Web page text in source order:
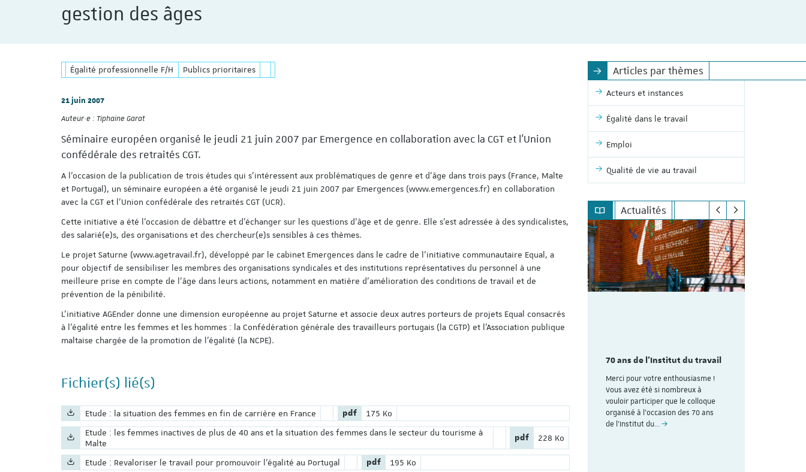
gestion des âges
Égalité professionnelle F/H Publics prioritaires
21 juin 2007
Auteur·e : Tiphaine Garat
Séminaire européen organisé le jeudi 21 juin 2007 par Emergence en collaboration avec la CGT et l'Union
confédérale des retraités CGT.
A l’occasion de la publication de trois études qui s’intéressent aux problématiques de genre et d’âge dans trois pays (France, Malte
et Portugal), un séminaire européen a été organisé le jeudi 21 juin 2007 par Emergences (www.emergences.fr) en collaboration
avec la CGT et l’Union confédérale des retraités CGT (UCR).
Cette initiative a été l’occasion de débattre et d’échanger sur les questions d’âge et de genre. Elle s’est adressée à des syndicalistes,
des salarié(e)s, des organisations et des chercheur(e)s sensibles à ces thèmes.
Le projet Saturne (www.agetravail.fr), développé par le cabinet Emergences dans le cadre de l’initiative communautaire Equal, a
pour objectif de sensibiliser les membres des organisations syndicales et des institutions représentatives du personnel à une
meilleure prise en compte de l’âge dans leurs actions, notamment en matière d’amélioration des conditions de travail et de
prévention de la pénibilité.
L’initiative AGEnder donne une dimension européenne au projet Saturne et associe deux autres porteurs de projets Equal consacrés
à l’égalité entre les femmes et les hommes : la Confédération générale des travailleurs portugais (la CGTP) et l’Association publique
maltaise chargée de la promotion de l’égalité (la NCPE).
Fichier(s) lié(s)
Nom du fichier :
Etude : la situation des femmes en fin de carrière en France Extension du fichier :
pdf Poids du fichier :
175 Ko
Nom du fichier :
Etude : les femmes inactives de plus de 40 ans et la situation des femmes dans le secteur du tourisme à
Malte
Extension du fichier :
pdf Poids du fichier :
228 Ko
Nom du fichier :
Etude : Revaloriser le travail pour promouvoir l'égalité au Portugal Extension du fichier :
pdf Poids du fichier :
195 Ko
Articles par thèmes
Acteurs et instances
Égalité dans le travail
Emploi
Qualité de vie au travail
Actualités
Save the Date n'ont pas besoin de
s'inscrire à nouveau) :
https://applicatio…
70 ans de l'Institut du travail
Merci pour votre enthousiasme !
Vous avez été si nombreux à
vouloir participer que le colloque
organisé à l'occasion des 70 ans
de l’Institut du…